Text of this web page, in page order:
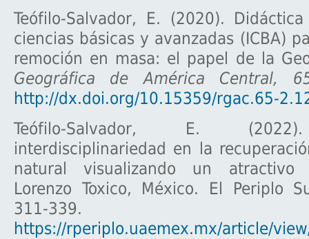
Teófilo-Salvador, E. (2020).
ciencias básicas y avanzadas (ICBA)
remoción en masa: el papel de la
Geográfica de América Central,
http://dx.doi.org/10.15359/rgac.65-
Teófilo-Salvador, E.
interdisciplinariedad en la
natural visualizando un atractivo
Lorenzo Toxico, México. El Periplo
311-339.
https://rperiplo.uaemex.mx/article/